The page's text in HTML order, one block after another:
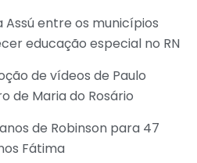
Assú entre os municípios
educação especial no RN
de vídeos de Paulo
de Maria do Rosário
de Robinson para 47
Fátima